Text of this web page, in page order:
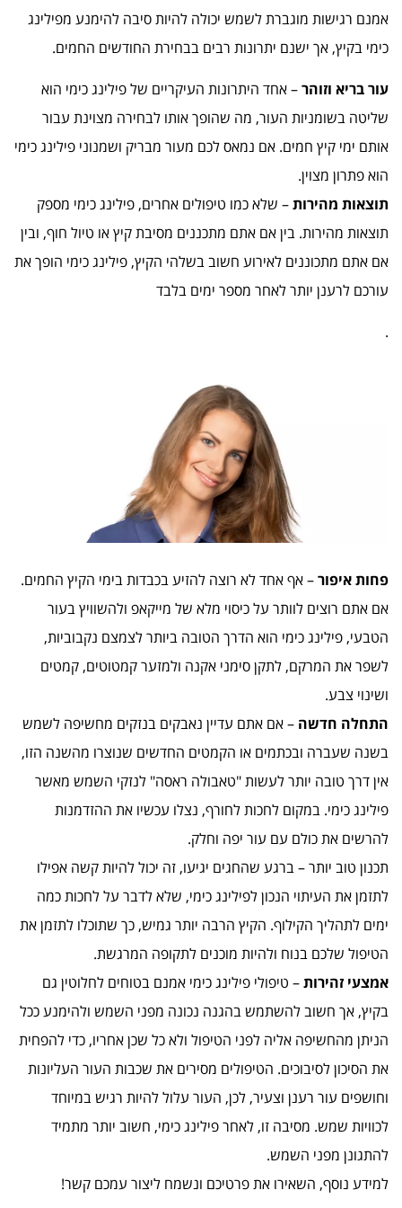
אמנם רגישות מוגברת לשמש יכולה להיות סיבה להימנע מפילינג
כימי בקיץ, אך ישנם יתרונות רבים בבחירת החודשים החמים.
עור בריא וזוהר– אחד היתרונות העיקריים של פילינג כימי הוא
שליטה בשומניות העור, מה שהופך אותו לבחירה מצוינת עבור
אותם ימי קיץ חמים. אם נמאס לכם מעור מבריק ושמנוני פילינג כימי
הוא פתרון מצוין.
תוצאות מהירות– שלא כמו טיפולים אחרים, פילינג כימי מספק
תוצאות מהירות. בין אם אתם מתכננים מסיבת קיץ או טיול חוף, ובין
אם אתם מתכוננים לאירוע חשוב בשלהי הקיץ, פילינג כימי הופך את
עורכם לרענן יותר לאחר מספר ימים בלבד
.
פחות איפור– אף אחד לא רוצה להזיע בכבדות בימי הקיץ החמים.
אם אתם רוצים לוותר על כיסוי מלא של מייקאפ ולהשוויץ בעור
הטבעי, פילינג כימי הוא הדרך הטובה ביותר לצמצם נקבוביות,
לשפר את המרקם, לתקן סימני אקנה ולמזער קמטוטים, קמטים
ושינוי צבע.
התחלה חדשה – אם אתם עדיין נאבקים בנזקים מחשיפה לשמש
בשנה שעברה ובכתמים או הקמטים החדשים שנוצרו מהשנה הזו,
אין דרך טובה יותר לעשות "טאבולה ראסה" לנזקי השמש מאשר
פילינג כימי. במקום לחכות לחורף, נצלו עכשיו את ההזדמנות
להרשים את כולם עם עור יפה וחלק.
תכנון טוב יותר – ברגע שהחגים יגיעו, זה יכול להיות קשה אפילו
לתזמן את העיתוי הנכון לפילינג כימי, שלא לדבר על לחכות כמה
ימים לתהליך הקילוף. הקיץ הרבה יותר גמיש, כך שתוכלו לתזמן את
הטיפול שלכם בנוח ולהיות מוכנים לתקופה המרגשת.
אמצעי זהירות– טיפולי פילינג כימי אמנם בטוחים לחלוטין גם
בקיץ, אך חשוב להשתמש בהגנה נכונה מפני השמש ולהימנע ככל
הניתן מהחשיפה אליה לפני הטיפול ולא כל שכן אחריו, כדי להפחית
את הסיכון לסיבוכים. הטיפולים מסירים את שכבות העור העליונות
וחושפים עור רענן וצעיר, לכן, העור עלול להיות רגיש במיוחד
לכוויות שמש. מסיבה זו, לאחר פילינג כימי, חשוב יותר מתמיד
להתגונן מפני השמש.
למידע נוסף, השאירו את פרטיכם ונשמח ליצור עמכם קשר!